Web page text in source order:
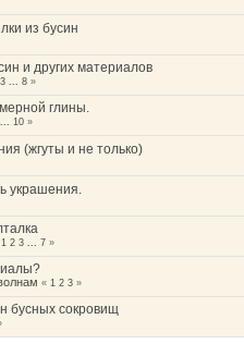
из бусин
и других материалов
3 ... 8 »
глины.
... 10 »
(жгуты и не только)
украшения.
1 2 3 ... 7 »
« 1 2 3 »
бусных сокровищ